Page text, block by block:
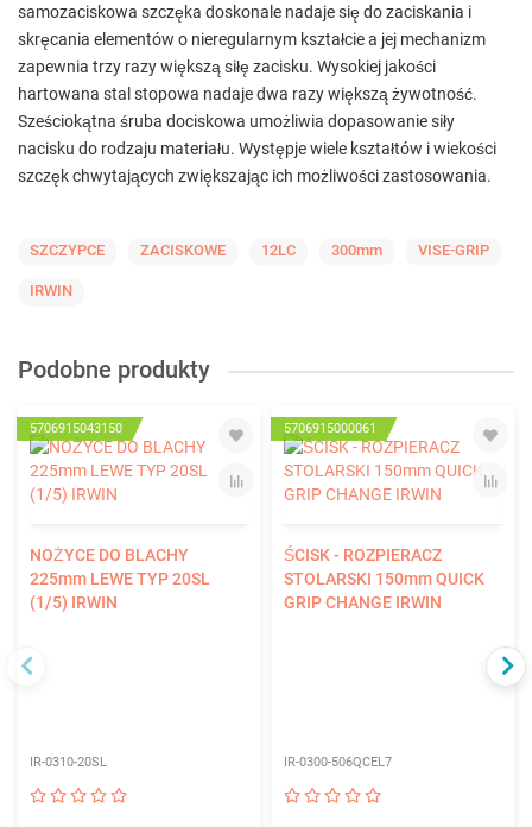
samozaciskowa szczęka doskonale nadaje się do zaciskania i
skręcania elementów o nieregularnym kształcie a jej mechanizm
zapewnia trzy razy większą siłę zacisku. Wysokiej jakości
hartowana stal stopowa nadaje dwa razy większą żywotność.
Sześciokątna śruba dociskowa umożliwia dopasowanie siły
nacisku do rodzaju materiału. Występje wiele kształtów i wiekości
szczęk chwytających zwiększając ich możliwości zastosowania.
SZCZYPCE ZACISKOWE 12LC 300mm VISE-GRIP
IRWIN
Podobne produkty
5706915043150
NOŻYCE DO BLACHY
225mm LEWE TYP 20SL
(1/5) IRWIN
IR-0310-20SL
5706915000061
ŚCISK - ROZPIERACZ
STOLARSKI 150mm QUICK
GRIP CHANGE IRWIN
IR-0300-506QCEL7